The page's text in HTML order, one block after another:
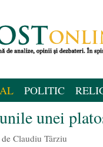
POLITIC
unei
de Claudiu Târziu